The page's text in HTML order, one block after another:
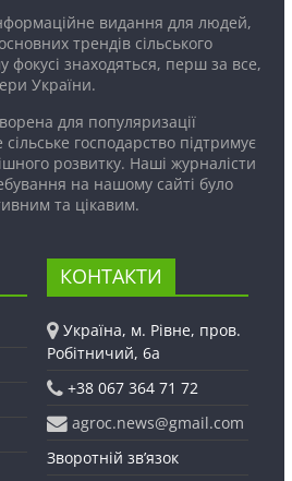
видання для людей,
трендів сільського
фокусі знаходяться, перш за все,
України.
для популяризації
господарство підтримує
розвитку. Наші журналісти
на нашому сайті було
та цікавим.
КОНТАКТИ
Україна, м. Рівне, пров.
Робітничий, 6а
+38 067 364 71 72
agroc.news@gmail.com
Зворотній зв’язок